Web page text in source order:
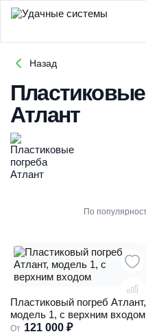
Назад
Атлант
По
Пластиковый погреб Атлант,
модель 1, с верхним входом
От 121 000 ₽